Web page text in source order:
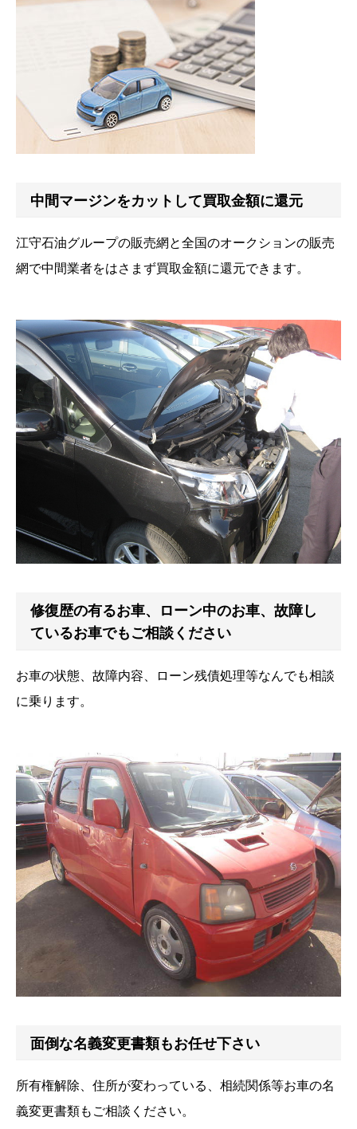
中間マージンをカットして買取金額に還元
江守石油グループの販売網と全国のオークションの販売
網で中間業者をはさまず買取金額に還元できます。
修復歴の有るお車、ローン中のお車、故障し
ているお車でもご相談ください
お車の状態、故障内容、ローン残債処理等なんでも相談
に乗ります。
面倒な名義変更書類もお任せ下さい
所有権解除、住所が変わっている、相続関係等お車の名
義変更書類もご相談ください。